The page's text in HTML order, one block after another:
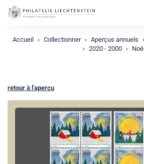
Accueil Collectionner Aperçus annuels
2020 - 2000
Noël
retour à l'aperçu